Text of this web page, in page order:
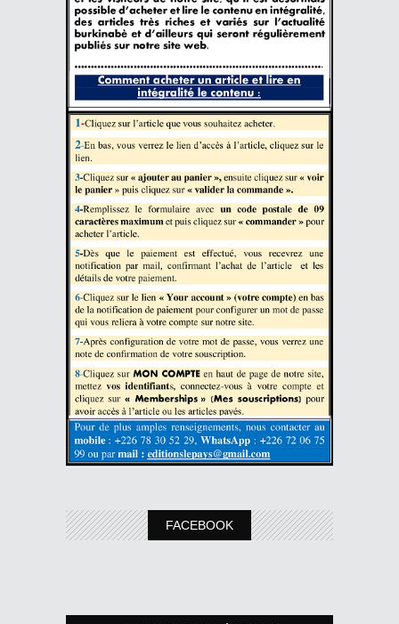
FACEBOOK